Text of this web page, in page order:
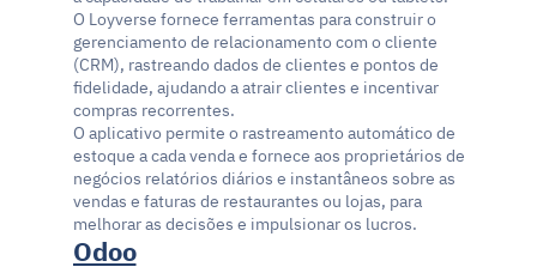
O Loyverse fornece ferramentas para construir o
gerenciamento de relacionamento com o cliente
(CRM), rastreando dados de clientes e pontos de
fidelidade, ajudando a atrair clientes e incentivar
compras recorrentes.
O aplicativo permite o rastreamento automático de
estoque a cada venda e fornece aos proprietários de
negócios relatórios diários e instantâneos sobre as
vendas e faturas de restaurantes ou lojas, para
melhorar as decisões e impulsionar os lucros.
Odoo